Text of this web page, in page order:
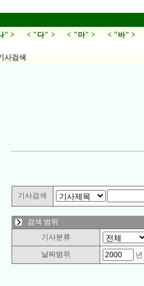
" > < "다" > < "마" > < "바" >
사검색
기사검색
검색 범위
기사분류
날짜범위